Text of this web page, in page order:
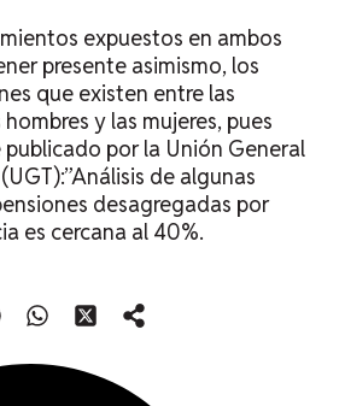
expuestos en ambos
presente asimismo, los
que existen entre las
y las mujeres, pues
por la Unión General
Análisis de algunas
desagregadas por
es cercana al 40%.